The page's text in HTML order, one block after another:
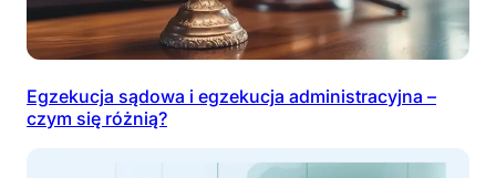
Egzekucja sądowa i egzekucja administracyjna –
czym się różnią?